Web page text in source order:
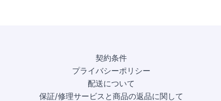
契約条件
プライバシーポリシー
配送について
保証/修理サービスと商品の返品に関して